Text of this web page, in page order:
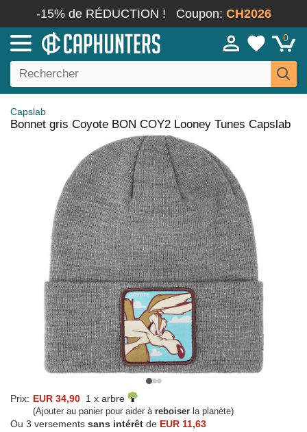
-15% de RÉDUCTION ! Coupon: CH2026
0
Capslab
Bonnet gris Coyote BON COY2 Looney Tunes Capslab
Prix: EUR 34,90 1 x arbre
(Ajouter au panier pour aider à reboiser la planète)
Ou 3 versements sans intérêt de EUR 11,63